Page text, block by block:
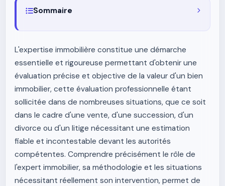
Sommaire
L'expertise immobilière constitue une démarche
essentielle et rigoureuse permettant d'obtenir une
évaluation précise et objective de la valeur d'un bien
immobilier, cette évaluation professionnelle étant
sollicitée dans de nombreuses situations, que ce soit
dans le cadre d'une vente, d'une succession, d'un
divorce ou d'un litige nécessitant une estimation
fiable et incontestable devant les autorités
compétentes. Comprendre précisément le rôle de
l'expert immobilier, sa méthodologie et les situations
nécessitant réellement son intervention, permet de